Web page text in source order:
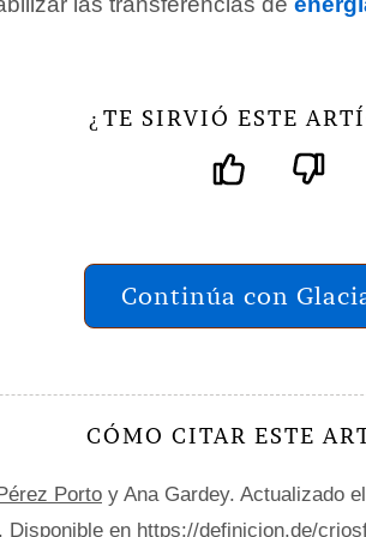
¿ TE SIRVIÓ ESTE
Continúa con
CÓMO CITAR ESTE
Porto y Ana Gardey. Actualizado
Disponible en https://definicion.de/